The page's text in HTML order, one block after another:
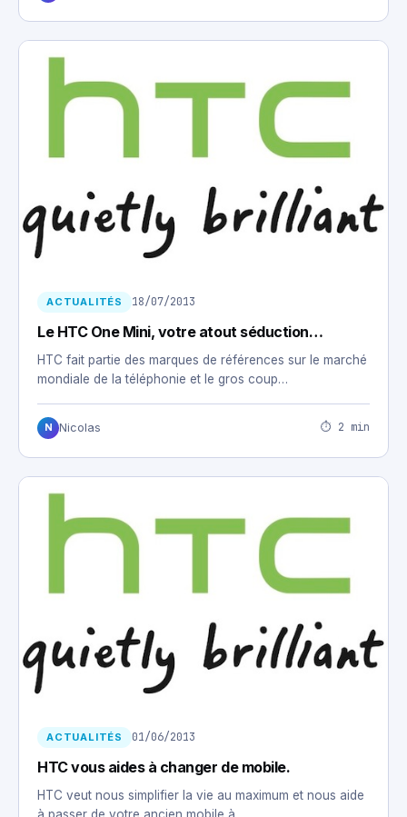
ACTUALITÉS 18/07/2013
Le HTC One Mini, votre atout séduction…
HTC fait partie des marques de références sur le marché
mondiale de la téléphonie et le gros coup…
N Nicolas ⏱ 2 min
ACTUALITÉS 01/06/2013
HTC vous aides à changer de mobile.
HTC veut nous simplifier la vie au maximum et nous aide